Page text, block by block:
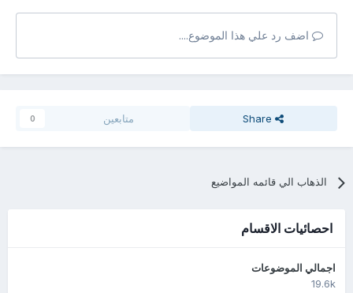
اضف رد علي هذا الموضوع....
Share متابعين 0
الذهاب الي قائمه المواضيع
احصائيات الاقسام
اجمالي الموضوعات
19.6k